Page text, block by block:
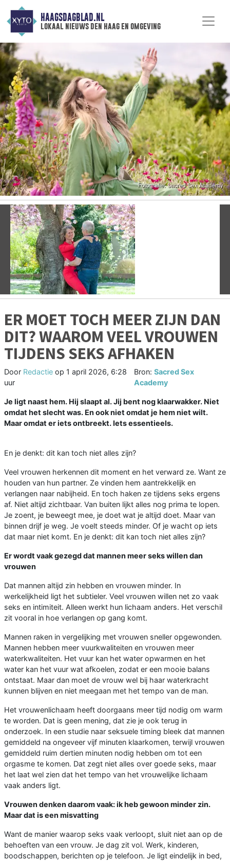
HAAGSDAGBLAD.NL
lokaal nieuws den haag en omgeving
Vorige
ER MOET TOCH MEER ZIJN DAN
DIT? WAAROM VEEL VROUWEN
TIJDENS SEKS AFHAKEN
Door Redactie op 1 april 2026, 6:28
uur
Bron:Sacred Sex
Academy
Je ligt naast hem. Hij slaapt al. Jij bent nog klaarwakker. Niet
omdat het slecht was. En ook niet omdat je hem niet wilt.
Maar omdat er iets ontbreekt. Iets essentieels.
En je denkt: dit kan toch niet alles zijn?
Veel vrouwen herkennen dit moment en het verward ze. Want ze
houden van hun partner. Ze vinden hem aantrekkelijk en
verlangen naar nabijheid. En toch haken ze tijdens seks ergens
af. Niet altijd zichtbaar. Van buiten lijkt alles nog prima te lopen.
Je zoent, je beweegt mee, je doet wat je altijd doet. Maar van
binnen drijf je weg. Je voelt steeds minder. Of je wacht op iets
dat maar niet komt. En je denkt: dit kan toch niet alles zijn?
Er wordt vaak gezegd dat mannen meer seks willen dan
vrouwen
Dat mannen altijd zin hebben en vrouwen minder. In
werkelijkheid ligt het subtieler. Veel vrouwen willen net zo vaak
seks en intimiteit. Alleen werkt hun lichaam anders. Het verschil
zit vooral in hoe verlangen op gang komt.
Mannen raken in vergelijking met vrouwen sneller opgewonden.
Mannen hebben meer vuurkwaliteiten en vrouwen meer
waterkwaliteiten. Het vuur kan het water opwarmen en het
water kan het vuur wat afkoelen, zodat er een mooie balans
ontstaat. Maar dan moet de vrouw wel bij haar waterkracht
kunnen blijven en niet meegaan met het tempo van de man.
Het vrouwenlichaam heeft doorgaans meer tijd nodig om warm
te worden. Dat is geen mening, dat zie je ook terug in
onderzoek. In een studie naar seksuele timing bleek dat mannen
gemiddeld na ongeveer vijf minuten klaarkomen, terwijl vrouwen
gemiddeld ruim dertien minuten nodig hebben om tot een
orgasme te komen. Dat zegt niet alles over goede seks, maar
het laat wel zien dat het tempo van het vrouwelijke lichaam
vaak anders ligt.
Vrouwen denken daarom vaak: ik heb gewoon minder zin.
Maar dat is een misvatting
Want de manier waarop seks vaak verloopt, sluit niet aan op de
behoeften van een vrouw. Je dag zit vol. Werk, kinderen,
boodschappen, berichten op je telefoon. Je ligt eindelijk in bed,